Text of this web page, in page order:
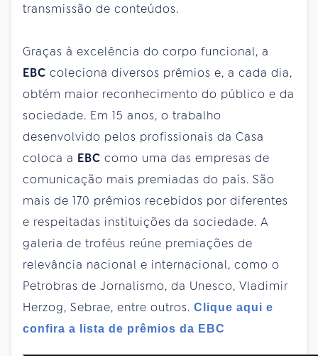
transmissão de conteúdos.
Graças à excelência do corpo funcional, a
EBC coleciona diversos prêmios e, a cada dia,
obtém maior reconhecimento do público e da
sociedade. Em 15 anos, o trabalho
desenvolvido pelos profissionais da Casa
coloca a EBC como uma das empresas de
comunicação mais premiadas do país. São
mais de 170 prêmios recebidos por diferentes
e respeitadas instituições da sociedade. A
galeria de troféus reúne premiações de
relevância nacional e internacional, como o
Petrobras de Jornalismo, da Unesco, Vladimir
Herzog, Sebrae, entre outros. Clique aqui e
confira a lista de prêmios da EBC